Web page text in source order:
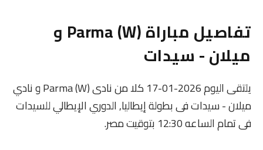
تفاصيل مباراة Parma (W) و
ميلان - سيدات
يلتقى اليوم 2026-01-17 كلا من نادى Parma (W) و نادي
ميلان - سيدات فى بطولة إيطاليا, الدوري الإيطالي للسيدات
فى تمام الساعه 12:30 بتوقيت مصر.